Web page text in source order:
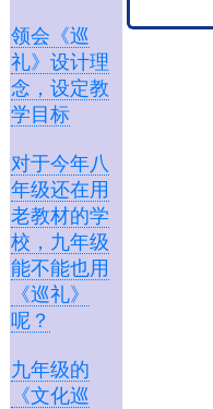
领会《巡
礼》设计理
念，设定教
学目标
对于今年八
年级还在用
老教材的学
校，九年级
能不能也用
《巡礼》
呢？
九年级的
《文化巡